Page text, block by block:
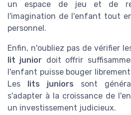
un espace de jeu et de
l'imagination de l'enfant tout
personnel.
Enfin, n'oubliez pas de vérifier
lit junior doit offrir
l'enfant puisse bouger
Les lits juniors sont
s'adapter à la croissance de
un investissement judicieux.